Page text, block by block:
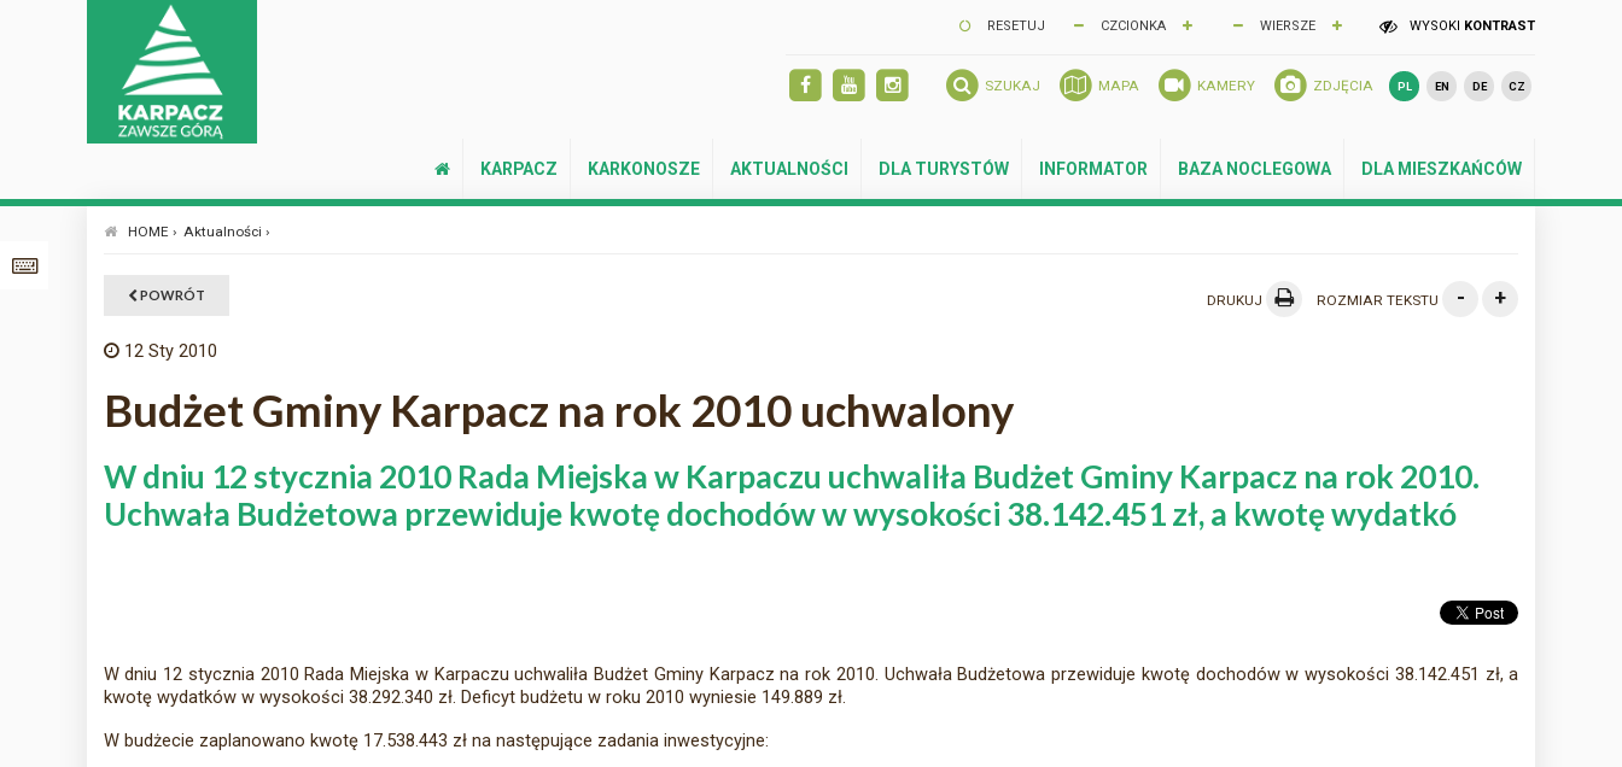
RESETUJ CZCIONKA WIERSZE WYSOKI KONTRAST
SZUKAJ MAPA KAMERY ZDJĘCIA PL EN DE CZ
KARPACZ KARKONOSZE AKTUALNOŚCI DLA TURYSTÓW INFORMATOR BAZA NOCLEGOWA DLA MIESZKAŃCÓW
HOME › Aktualności ›
POWRÓT DRUKUJ ROZMIAR TEKSTU - +
12 Sty 2010
Budżet Gminy Karpacz na rok 2010 uchwalony
W dniu 12 stycznia 2010 Rada Miejska w Karpaczu uchwaliła Budżet Gminy Karpacz na rok 2010.
Uchwała Budżetowa przewiduje kwotę dochodów w wysokości 38.142.451 zł, a kwotę wydatkó
W dniu 12 stycznia 2010 Rada Miejska w Karpaczu uchwaliła Budżet Gminy Karpacz na rok 2010. Uchwała Budżetowa przewiduje kwotę dochodów w wysokości 38.142.451 zł, a
kwotę wydatków w wysokości 38.292.340 zł. Deficyt budżetu w roku 2010 wyniesie 149.889 zł.
W budżecie zaplanowano kwotę 17.538.443 zł na następujące zadania inwestycyjne: